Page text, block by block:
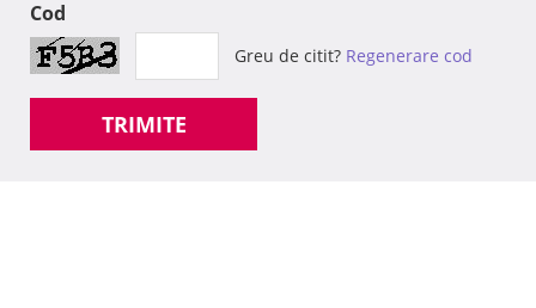
Cod
Greu de citit? Regenerare cod
TRIMITE